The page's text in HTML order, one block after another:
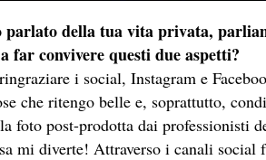
parlato della tua vita privata,
far convivere questi due aspetti?
i social, Instagram e
che ritengo belle e, soprattutto,
foto post-prodotta dai professionisti
mi diverte! Attraverso i canali social